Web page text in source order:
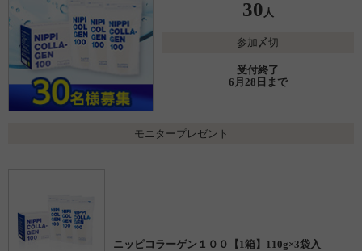
30 人
参加〆切
受付終了
6月28日まで
モニタープレゼント
ニッピコラーゲン１００【1箱】110g×3袋入